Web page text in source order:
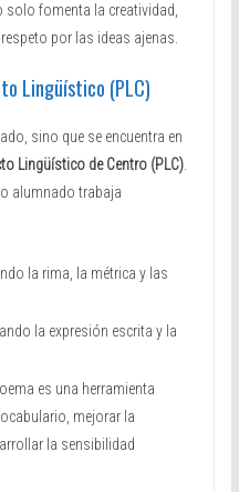
fomenta la creatividad,
por las ideas ajenas.
Lingüístico (PLC)
sino que se encuentra en
Lingüístico de Centro (PLC).
alumnado trabaja
la rima, la métrica y las
la expresión escrita y la
es una herramienta
mejorar la
la sensibilidad